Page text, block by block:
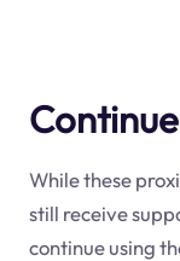
While these
still receive
continue using